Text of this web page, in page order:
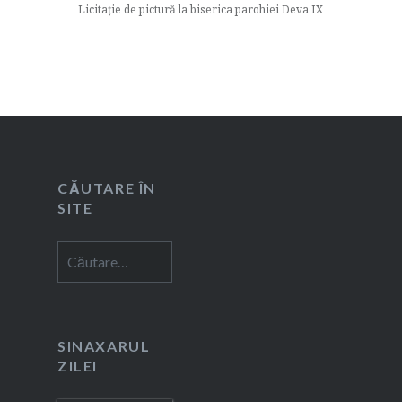
Licitație de pictură la biserica parohiei Deva IX
CĂUTARE ÎN
SITE
după:
SINAXARUL
ZILEI